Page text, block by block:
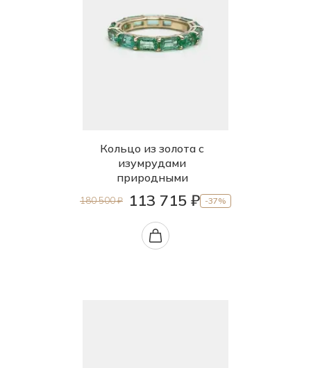
Кольцо из золота с
изумрудами
природными
180 500 ₽ 113 715 ₽ -37%